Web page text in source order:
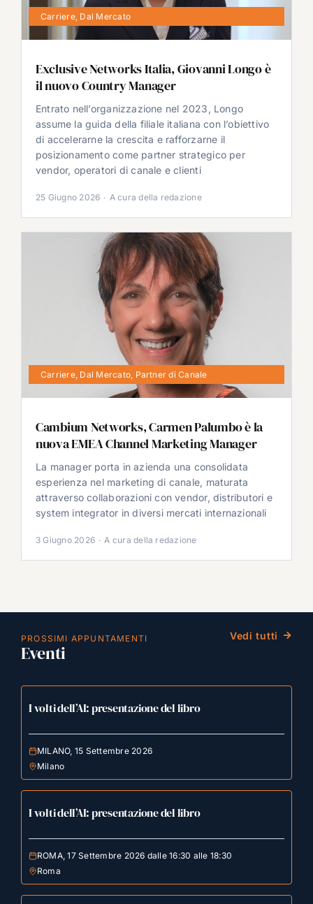
Carriere, Dal Mercato
Exclusive Networks Italia, Giovanni Longo è
il nuovo Country Manager
Entrato nell’organizzazione nel 2023, Longo
assume la guida della filiale italiana con l’obiettivo
di accelerarne la crescita e rafforzarne il
posizionamento come partner strategico per
vendor, operatori di canale e clienti
25 Giugno 2026 · A cura della redazione
Carriere, Dal Mercato Partner di Canale
Cambium Networks, Carmen Palumbo è la
nuova EMEA Channel Marketing Manager
La manager porta in azienda una consolidata
esperienza nel marketing di canale, maturata
attraverso collaborazioni con vendor, distributori e
system integrator in diversi mercati internazionali
3 Giugno 2026 · A cura della redazione
PROSSIMI APPUNTAMENTI
Eventi
Vedi tutti
I volti dell’AI: presentazione del libro
MILANO, 15 Settembre 2026
Milano
I volti dell’AI: presentazione del libro
ROMA, 17 Settembre 2026 dalle 16:30 alle 18:30
Roma